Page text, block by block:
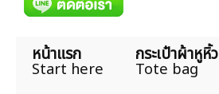
หน้าแรก
Start here
กระเป๋าผ้าหูหิ้ว
Tote bag